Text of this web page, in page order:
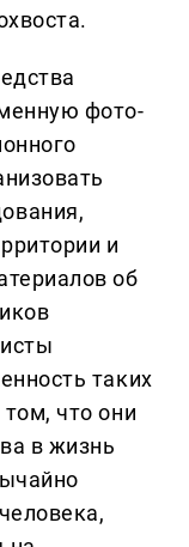
фото-
и
об
таких
что они
в жизнь